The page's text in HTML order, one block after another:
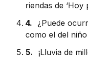
riendas de
4. ¿Puede
como el del
5.
¡Lluvia de